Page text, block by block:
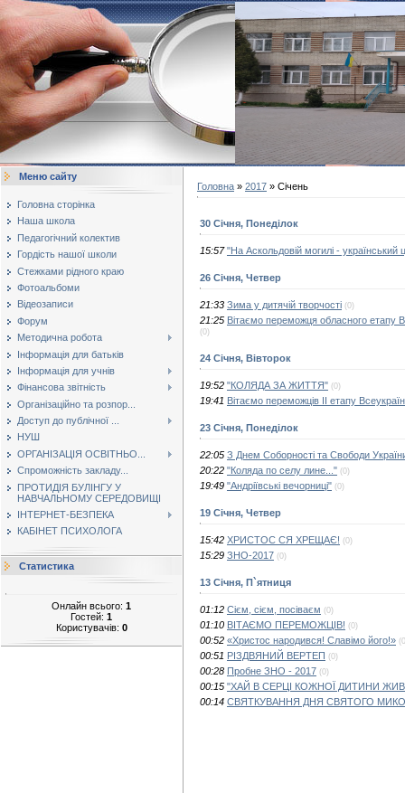
Меню сайту
Головна сторінка
Наша школа
Педагогічний колектив
Гордість нашої школи
Стежками рідного краю
Фотоальбоми
Відеозаписи
Форум
Методична робота
Інформація для батьків
Інформація для учнів
Фінансова звітність
Організаційно та розпор...
Доступ до публічної ...
НУШ
ОРГАНІЗАЦІЯ ОСВІТНЬО...
Спроможність закладу...
ПРОТИДІЯ БУЛІНГУ У
НАВЧАЛЬНОМУ СЕРЕДОВИЩІ
ІНТЕРНЕТ-БЕЗПЕКА
КАБІНЕТ ПСИХОЛОГА
Статистика
Онлайн всього: 1
Гостей: 1
Користувачів: 0
Головна » 2017 » Січень
30 Січня, Понеділок
15:57 "На Аскольдовій могилі - український
26 Січня, Четвер
21:33 Зима у дитячій творчості (0)
21:25 Вітаємо переможця обласного етапу
(0)
24 Січня, Вівторок
19:52 "КОЛЯДА ЗА ЖИТТЯ" (0)
19:41 Вітаємо переможців II етапу
23 Січня, Понеділок
22:05 З Днем Соборності та Свободи
20:22 "Коляда по селу лине..." (0)
19:49 "Андріївські вечорниці" (0)
19 Січня, Четвер
15:42 ХРИСТОС СЯ ХРЕЩАЄ! (0)
15:29 ЗНО-2017 (0)
13 Січня, П`ятниця
01:12 Сієм, сієм, посіваєм (0)
01:10 ВІТАЄМО ПЕРЕМОЖЦІВ! (0)
00:52 «Христос народився! Славімо його!»
00:51 РІЗДВЯНИЙ ВЕРТЕП (0)
00:28 Пробне ЗНО - 2017 (0)
00:15 "ХАЙ В СЕРЦІ КОЖНОЇ ДИТИНИ
00:14 СВЯТКУВАННЯ ДНЯ СВЯТОГО